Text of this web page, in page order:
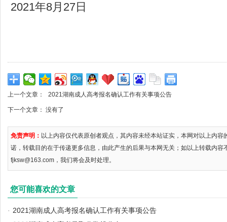
2021年8月27日
上一个文章： 2021湖南成人高考报名确认工作有关事项公告
下一个文章： 没有了
免责声明： 以上内容仅代表原创者观点，其内容未经本站证实，本网对以上内
诺，转载目的在于传递更多信息，由此产生的后果与本网无关；如以上转载内容
fjksw@163.com，我们将会及时处理。
您可能喜欢的文章
· 2021湖南成人高考报名确认工作有关事项公告